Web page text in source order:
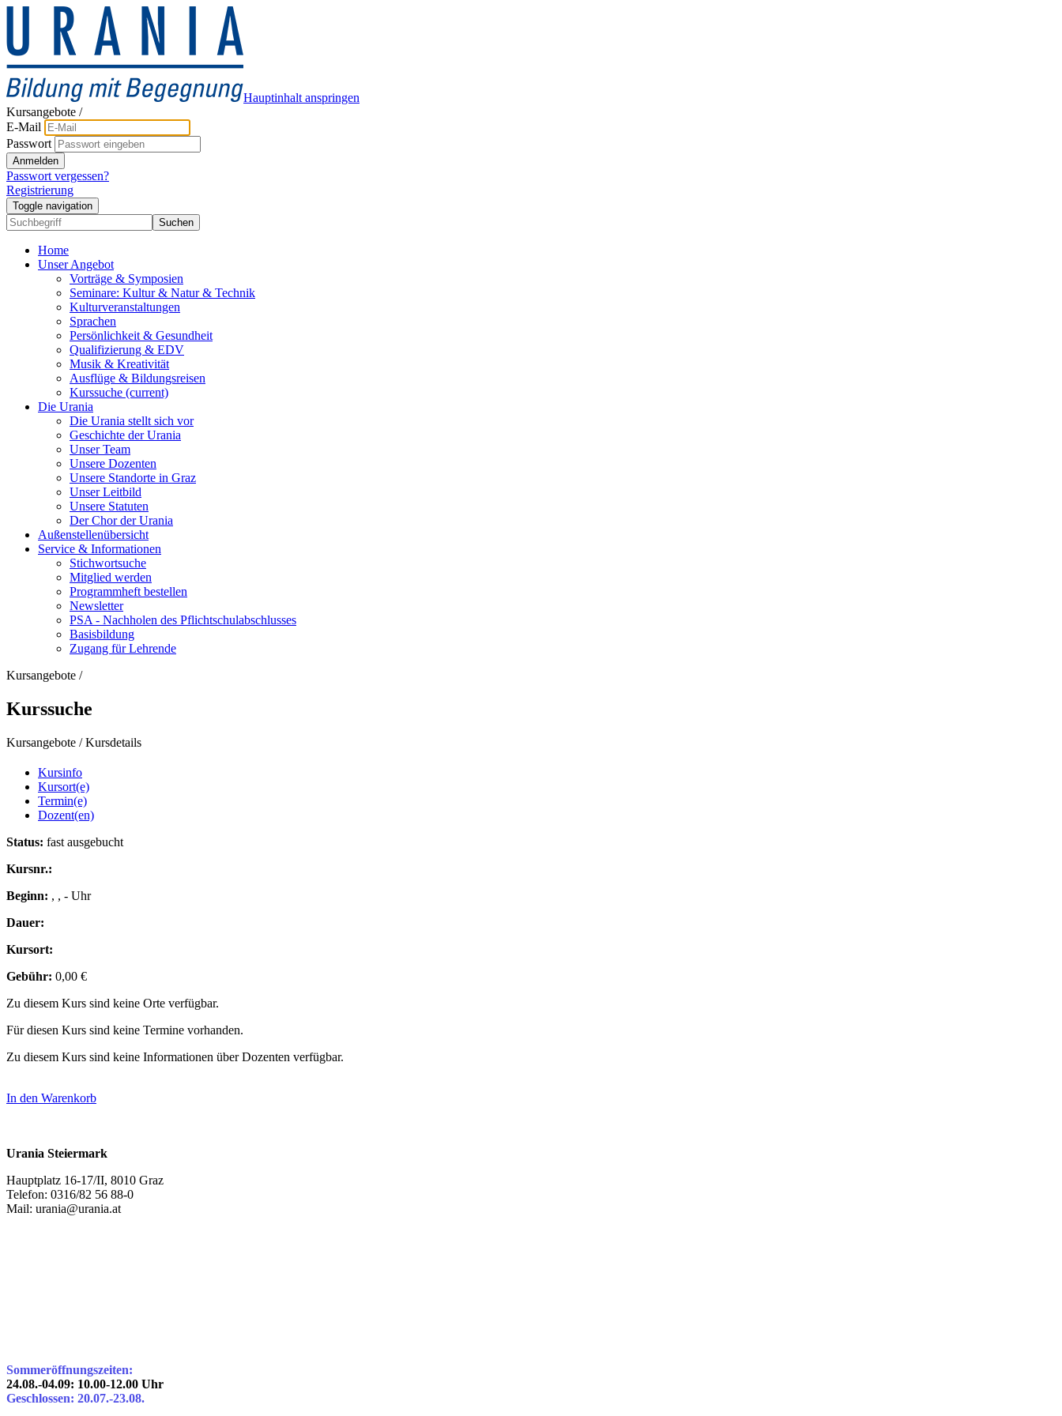
Hauptinhalt anspringen
Kursangebote /
E-Mail
Passwort
Anmelden
Passwort vergessen?
Registrierung
Toggle navigation
Suchen
Home
Unser Angebot
Vorträge & Symposien
Seminare: Kultur & Natur & Technik
Kulturveranstaltungen
Sprachen
Persönlichkeit & Gesundheit
Qualifizierung & EDV
Musik & Kreativität
Ausflüge & Bildungsreisen
Kurssuche (current)
Die Urania
Die Urania stellt sich vor
Geschichte der Urania
Unser Team
Unsere Dozenten
Unsere Standorte in Graz
Unser Leitbild
Unsere Statuten
Der Chor der Urania
Außenstellenübersicht
Service & Informationen
Stichwortsuche
Mitglied werden
Programmheft bestellen
Newsletter
PSA - Nachholen des Pflichtschulabschlusses
Basisbildung
Zugang für Lehrende
Kursangebote /
Kurssuche
Kursangebote /Kursdetails
Kursinfo
Kursort(e)
Termin(e)
Dozent(en)
Status: fast ausgebucht
Kursnr.:
Beginn: , , - Uhr
Dauer:
Kursort:
Gebühr: 0,00 €
Zu diesem Kurs sind keine Orte verfügbar.
Für diesen Kurs sind keine Termine vorhanden.
Zu diesem Kurs sind keine Informationen über Dozenten verfügbar.
In den Warenkorb
Urania Steiermark
Hauptplatz 16-17/II, 8010 Graz
Telefon: 0316/82 56 88-0
Mail: urania@urania.at
Sommeröffnungszeiten:
24.08.-04.09: 10.00-12.00 Uhr
Geschlossen: 20.07.-23.08.